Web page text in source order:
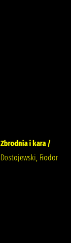
Zbrodnia i kara /
Dostojewski, Fiodor